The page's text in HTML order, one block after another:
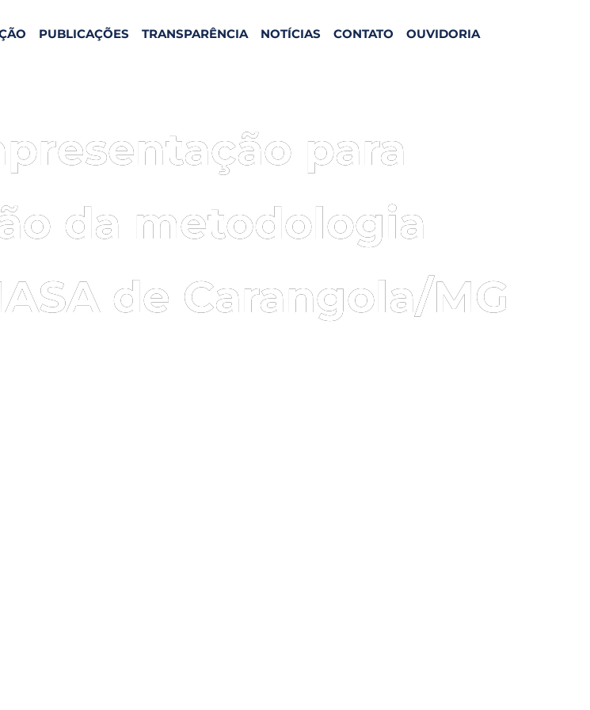
PUBLICAÇÕES TRANSPARÊNCIA NOTÍCIAS CONTATO OUVIDORIA
para
da metodologia
de Carangola/MG